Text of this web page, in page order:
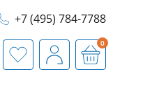
+7 (495) 784-7788
ИзбранноеПрофильКорзина
0